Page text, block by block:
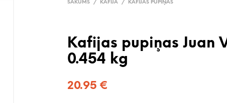
SĀKUMS / KAFIJA / KAFIJAS PUPIŅAS
Kafijas pupiņas Juan
0.454 kg
20.95€